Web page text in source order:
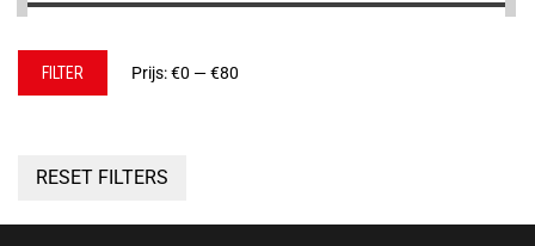
Min.
Max.FILTER Prijs:€0 —€80
RESET FILTERS